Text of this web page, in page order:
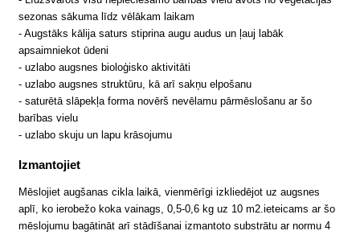
sezonas sākuma līdz vēlākam laikam
- Augstāks kālija saturs stiprina augu audus un ļauj labāk
apsaimniekot ūdeni
- uzlabo augsnes bioloģisko aktivitāti
- uzlabo augsnes struktūru, kā arī sakņu elpošanu
- saturētā slāpekļa forma novērš nevēlamu pārmēslošanu ar šo
barības vielu
- uzlabo skuju un lapu krāsojumu
Izmantojiet
Mēslojiet augšanas cikla laikā, vienmērīgi izkliedējot uz augsnes
aplī, ko ierobežo koka vainags, 0,5-0,6 kg uz 10 m2.ieteicams ar šo
mēslojumu bagātināt arī stādīšanai izmantoto substrātu ar normu 4